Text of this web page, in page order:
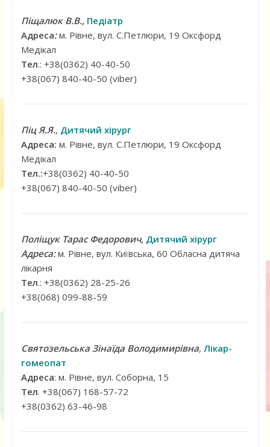
Піщалюк В.В., Педіатр
Адреса:м. Рівне, вул. С.Петлюри, 19 Оксфорд
Медікал
Тел.: +38(0362) 40-40-50
+38(067) 840-40-50 (viber)
Піц Я.Я., Дитячий хірург
Адреса: м. Рівне, вул. С.Петлюри, 19 Оксфорд
Медікал
Тел.:+38(0362) 40-40-50
+38(067) 840-40-50 (viber)
Поліщук Тарас Федорович, Дитячий хірург
Адреса:м. Рівне, вул. Київська, 60 Обласна дитяча
лікарня
Тел.: +38(0362) 28-25-26
+38(068) 099-88-59
Святозельська Зінаїда Володимирівна, Лікар-
гомеопат
Адреса: м. Рівне, вул. Соборна, 15
Тел. +38(067) 168-57-72
+38(0362) 63-46-98